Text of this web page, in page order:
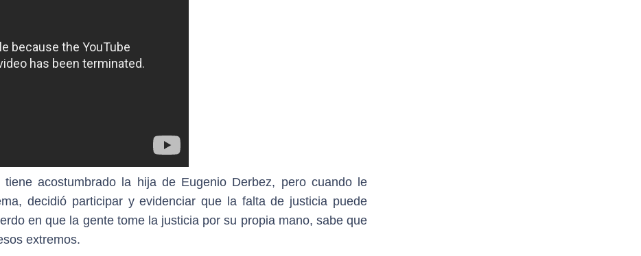
acostumbrado la hija de Eugenio Derbez, pero cuando le
decidió participar y evidenciar que la falta de justicia puede
en que la gente tome la justicia por su propia mano, sabe que
extremos.